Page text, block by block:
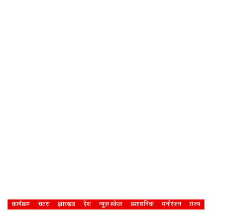
कार्यक्रम चतरा झारखंड देश न्यूज़ स्केल प्रशासनिक मनोरंजन राज्य